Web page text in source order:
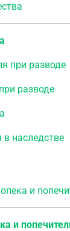
при разводе
разводе
наследстве
и
и